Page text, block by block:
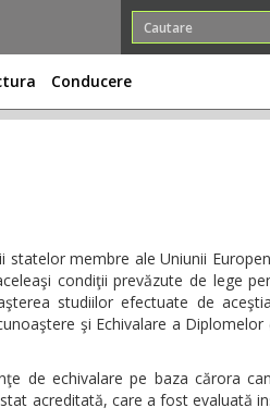
Conducere
membre ale Uniunii
condiţii prevăzute de lege
studiilor efectuate de
şi Echivalare a Diplomelor
de echivalare pe baza cărora
acreditată, care a fost evaluată